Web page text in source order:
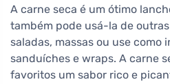
A carne seca é um ótimo
também pode usá-la de
saladas, massas ou use como
sanduíches e wraps. A carne
favoritos um sabor rico e